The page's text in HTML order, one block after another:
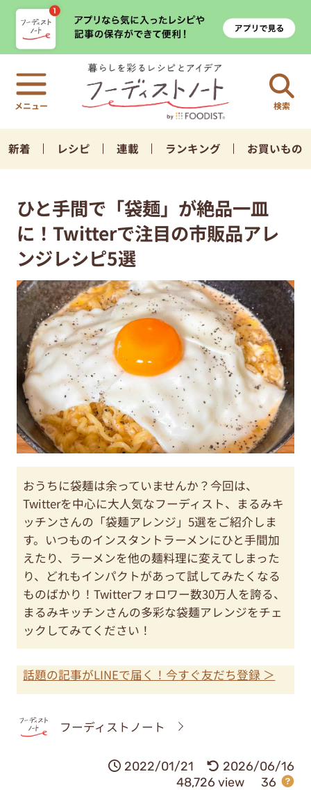
検索
新着 レシピ 連載 ランキング お買いもの
ひと手間で「袋麺」が絶品一皿
に！Twitterで注目の市販品アレ
ンジレシピ5選
おうちに袋麺は余っていませんか？今回は、
Twitterを中心に大人気なフーディスト、まるみキ
ッチンさんの「袋麺アレンジ」5選をご紹介しま
す。いつものインスタントラーメンにひと手間加
えたり、ラーメンを他の麺料理に変えてしまった
り、どれもインパクトがあって試してみたくなる
ものばかり！Twitterフォロワー数30万人を誇る、
まるみキッチンさんの多彩な袋麺アレンジをチェ
ックしてみてください！
話題の記事がLINEで届く！今すぐ友だち登録 ＞
フーディストノート
2022/01/21
2026/06/16
48,726 view
36